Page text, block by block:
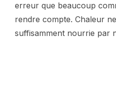
erreur que beaucoup
rendre compte. Chaleur
suffisamment nourrie par